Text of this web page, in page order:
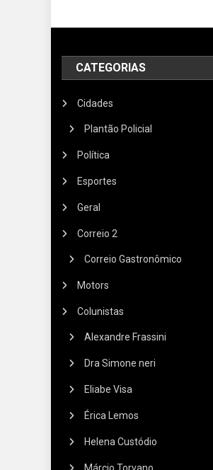
CATEGORIAS
Cidades
Plantão Policial
Política
Esportes
Geral
Correio 2
Correio Gastronômico
Motors
Colunistas
Alexandre Frassini
Dra Simone neri
Eliabe Visa
Érica Lemos
Helena Custódio
Márcio Torvano